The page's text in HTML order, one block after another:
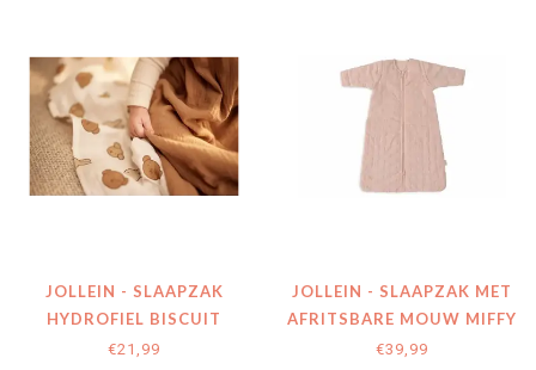
JOLLEIN - SLAAPZAK
HYDROFIEL BISCUIT
€21,99
JOLLEIN - SLAAPZAK MET
AFRITSBARE MOUW MIFFY
JACQUARD - WILD ROSE
€39,99